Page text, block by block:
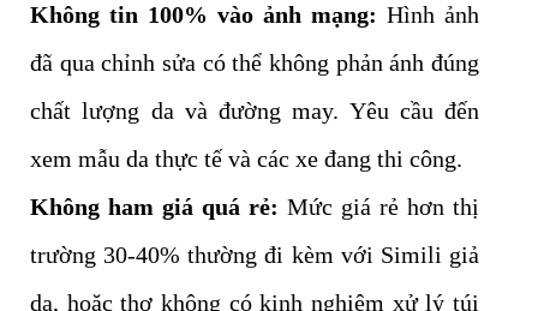
Không tin 100% vào ảnh mạng: Hình ảnh
đã qua chỉnh sửa có thể không phản ánh đúng
chất lượng da và đường may. Yêu cầu đến
xem mẫu da thực tế và các xe đang thi công.
Không ham giá quá rẻ: Mức giá rẻ hơn thị
trường 30-40% thường đi kèm với Simili giả
da, hoặc thợ không có kinh nghiệm xử lý túi